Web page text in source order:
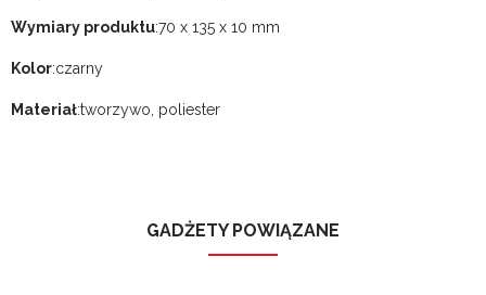
Wymiary produktu:70 x 135 x 10 mm
Kolor:czarny
Materiał:tworzywo, poliester
GADŻETY POWIĄZANE